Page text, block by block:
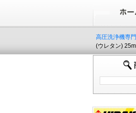
高圧洗浄機専
(ウレタン)